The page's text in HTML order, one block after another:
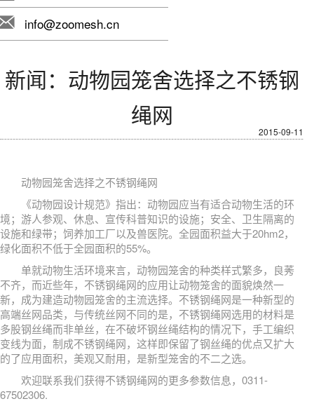
info@zoomesh.cn
新闻：动物园笼舍选择之不锈钢
绳网
2015-09-11
动物园笼舍选择之不锈钢绳网
《动物园设计规范》指出：动物园应当有适合动物生活的环
境；游人参观、休息、宣传科普知识的设施；安全、卫生隔离的
设施和绿带；饲养加工厂以及兽医院。全园面积益大于20hm2，
绿化面积不低于全园面积的55%。
单就动物生活环境来言，动物园笼舍的种类样式繁多，良莠
不齐，而近些年，不锈钢绳网的应用让动物笼舍的面貌焕然一
新，成为建造动物园笼舍的主流选择。不锈钢绳网是一种新型的
高端丝网品类，与传统丝网不同的是，不锈钢绳网选用的材料是
多股钢丝绳而非单丝，在不破坏钢丝绳结构的情况下，手工编织
变线为面，制成不锈钢绳网，这样即保留了钢丝绳的优点又扩大
的了应用面积，美观又耐用，是新型笼舍的不二之选。
欢迎联系我们获得不锈钢绳网的更多参数信息，0311-
67502306.